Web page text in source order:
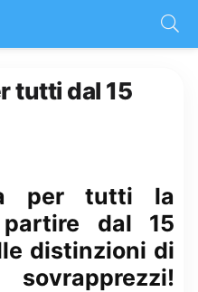
tutti dal 15
per tutti la
dal 15
distinzioni di